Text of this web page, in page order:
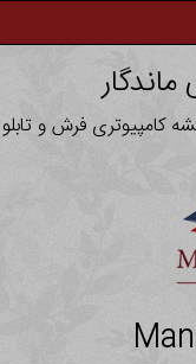
کامپیوتری فرش و تابلو